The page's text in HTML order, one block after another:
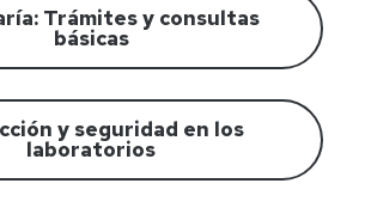
Trámites y consultas
básicas
y seguridad en los
laboratorios